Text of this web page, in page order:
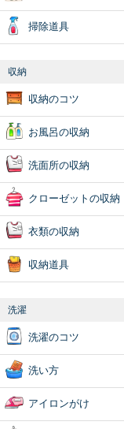
掃除道具
収納
収納のコツ
お風呂の収納
洗面所の収納
クローゼットの収納
衣類の収納
収納道具
洗濯
洗濯のコツ
洗い方
アイロンがけ